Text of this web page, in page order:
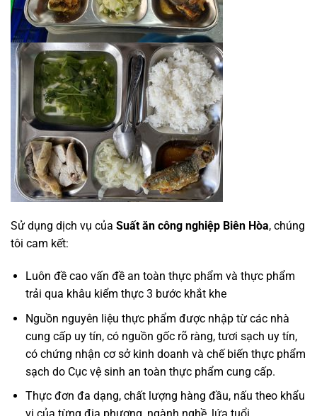
Sử dụng dịch vụ của Suất ăn công nghiệp Biên Hòa, chúng
tôi cam kết:
Luôn đề cao vấn đề an toàn thực phẩm và thực phẩm
trải qua khâu kiểm thực 3 bước khắt khe
Nguồn nguyên liệu thực phẩm được nhập từ các nhà
cung cấp uy tín, có nguồn gốc rõ ràng, tươi sạch uy tín,
có chứng nhận cơ sở kinh doanh và chế biến thực phẩm
sạch do Cục vệ sinh an toàn thực phẩm cung cấp.
Thực đơn đa dạng, chất lượng hàng đầu, nấu theo khẩu